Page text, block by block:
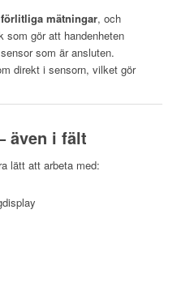
mätningar, och
som gör att handenheten
som är ansluten.
direkt i sensorn, vilket gör
även i fält
lätt att arbeta med: